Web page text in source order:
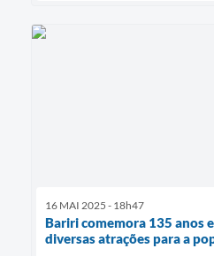
16 MAI 2025 - 18h47
Bariri comemora 135 anos
diversas atrações para a